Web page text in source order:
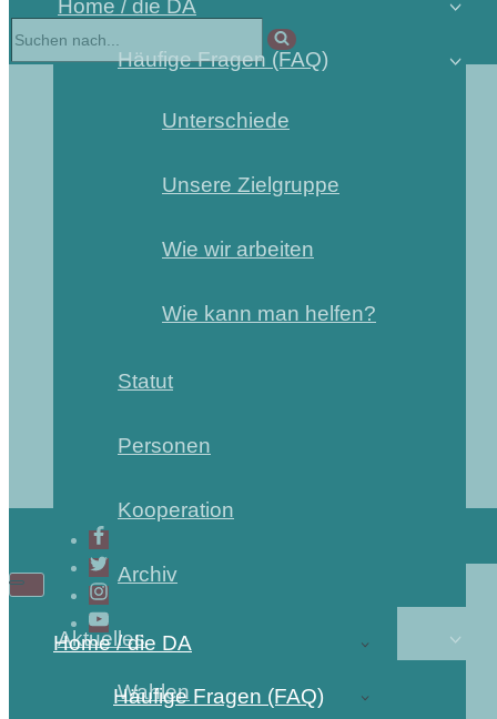
Home / die DA
Häufige Fragen (FAQ)
Unterschiede
Unsere Zielgruppe
Wie wir arbeiten
Wie kann man helfen?
Statut
Personen
Kooperation
Archiv
Aktuelles
Wahlen
Home / die DA
Häufige Fragen (FAQ)